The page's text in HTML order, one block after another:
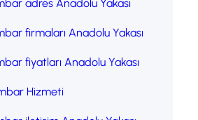
adres Anadolu Yakası
firmaları Anadolu Yakası
fiyatları Anadolu Yakası
Hizmeti